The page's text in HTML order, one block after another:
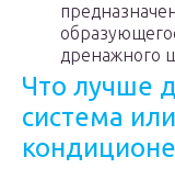
дренажного
Что лучше
система